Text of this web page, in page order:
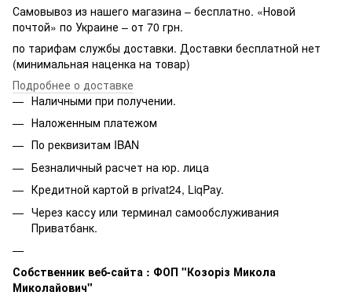
Самовывоз из нашего магазина – бесплатно. «Новой
почтой» по Украине – от 70 грн.
по тарифам службы доставки. Доставки бесплатной нет
(минимальная наценка на товар)
Подробнее о доставке
Наличными при получении.
Наложенным платежом
По реквизитам IBAN
Безналичный расчет на юр. лица
Кредитной картой в privat24, LiqPay.
Через кассу или терминал самообслуживания
Приватбанк.
Собственник веб-сайта : ФОП "Козоріз Микола
Миколайович"